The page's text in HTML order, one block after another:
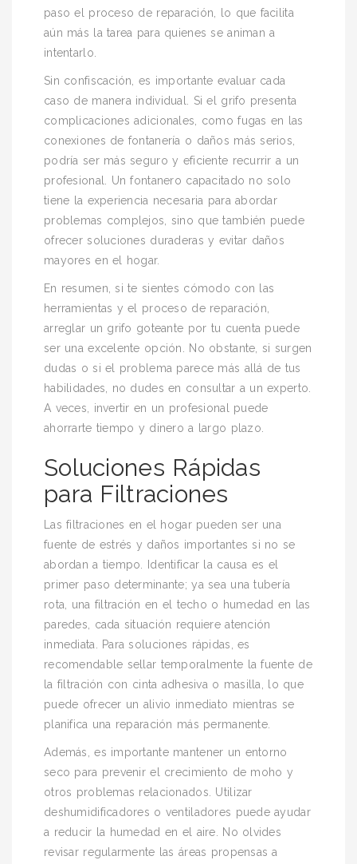
paso el proceso de reparación, lo que facilita
aún más la tarea para quienes se animan a
intentarlo.
Sin confiscación, es importante evaluar cada
caso de manera individual. Si el grifo presenta
complicaciones adicionales, como fugas en las
conexiones de fontanería o daños más serios,
podría ser más seguro y eficiente recurrir a un
profesional. Un fontanero capacitado no solo
tiene la experiencia necesaria para abordar
problemas complejos, sino que también puede
ofrecer soluciones duraderas y evitar daños
mayores en el hogar.
En resumen, si te sientes cómodo con las
herramientas y el proceso de reparación,
arreglar un grifo goteante por tu cuenta puede
ser una excelente opción. No obstante, si surgen
dudas o si el problema parece más allá de tus
habilidades, no dudes en consultar a un experto.
A veces, invertir en un profesional puede
ahorrarte tiempo y dinero a largo plazo.
Soluciones Rápidas
para Filtraciones
Las filtraciones en el hogar pueden ser una
fuente de estrés y daños importantes si no se
abordan a tiempo. Identificar la causa es el
primer paso determinante; ya sea una tubería
rota, una filtración en el techo o humedad en las
paredes, cada situación requiere atención
inmediata. Para soluciones rápidas, es
recomendable sellar temporalmente la fuente de
la filtración con cinta adhesiva o masilla, lo que
puede ofrecer un alivio inmediato mientras se
planifica una reparación más permanente.
Además, es importante mantener un entorno
seco para prevenir el crecimiento de moho y
otros problemas relacionados. Utilizar
deshumidificadores o ventiladores puede ayudar
a reducir la humedad en el aire. No olvides
revisar regularmente las áreas propensas a